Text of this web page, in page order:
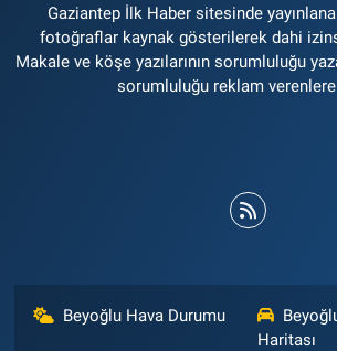
Gaziantep İlk Haber sitesinde
fotoğraflar kaynak gösterilerek dahi
Makale ve köşe yazılarının sorumluluğu
sorumluluğu reklam
Beyoğlu Hava Durumu
Haritası